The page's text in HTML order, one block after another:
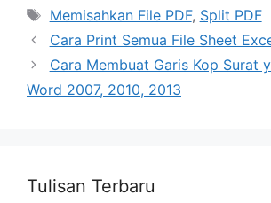
Tags
Memisahkan File PDF, Split PDF
Cara Print Semua File Sheet
Cara Membuat Garis Kop Surat
Word 2007, 2010, 2013
Tulisan Terbaru